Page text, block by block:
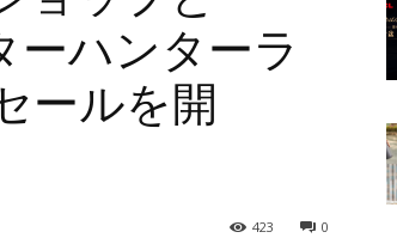
ーハンターラ
ールを開
0
423